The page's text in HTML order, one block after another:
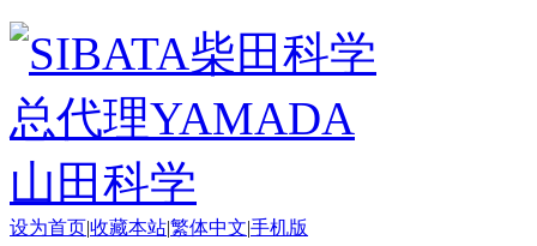
设为首页|收藏本站|繁体中文|手机版